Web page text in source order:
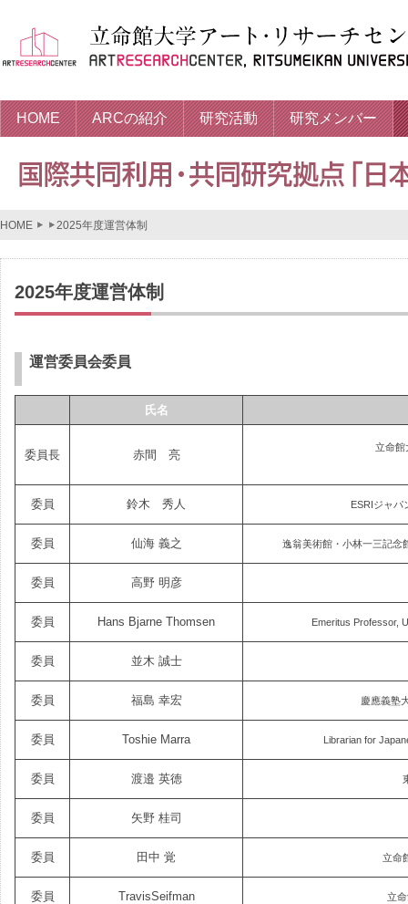
HOME ARCの紹介 研究活動 研究メンバー
HOME 2025年度運営体制
2025年度運営体制
運営委員会委員
氏名
委員長 赤間 亮
立命
委員 鈴木 秀人 ESRIジャパ
委員 仙海 義之 逸翁美術館・小林一三記
委員 高野 明彦
委員 Hans Bjarne Thomsen Emeritus Professor,
委員 並木 誠士
委員 福島 幸宏 慶應義塾
委員 Toshie Marra Librarian for
委員 渡邉 英徳
委員 矢野 桂司
委員 田中 覚 立命
委員 TravisSeifman 立